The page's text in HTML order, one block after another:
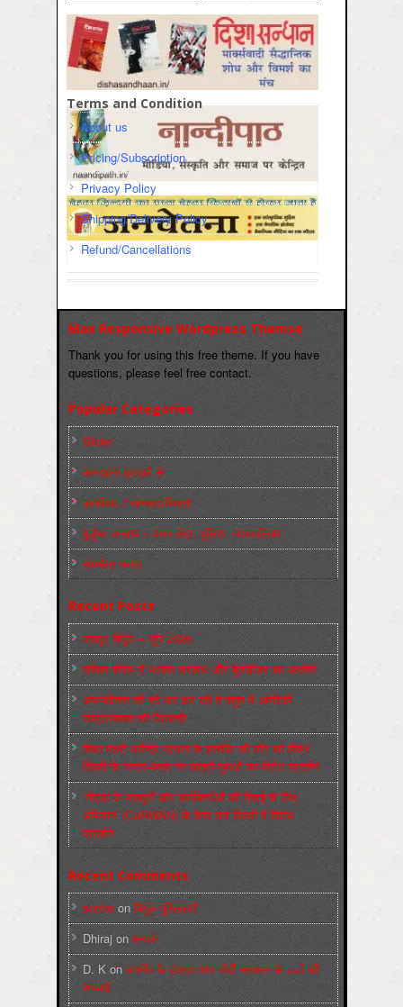
Terms and Condition
About us
Pricing/Subscription
Privacy Policy
Shipping/Delivery Policy
Refund/Cancellations
Max Responsive Wordpress Themse
Thank you for using this free theme. If you have
questions, please feel free contact.
Popular Categories
Slider
कारख़ाना इलाक़ों से
फ़ासीवाद / साम्‍प्रदायिकता
बुर्जुआ जनवाद – दमन तंत्र, पुलिस, न्‍यायपालिका
संघर्षरत जनता
Recent Posts
मज़दूर बिगुल – जून 2026
पश्चिम बंगाल में भाजपा सरकार और बुलडोज़र का आतंक!
अमानवीयता की हदें पार कर रही है क्यूबा में अमेरिकी
साम्राज्यवाद की घेराबन्दी
शिक्षा मंत्री धर्मेन्द्र प्रधान के इस्तीफ़े की माँग को लेकर
दिल्ली के जन्तर-मन्तर पर छात्रों-युवाओं का विरोध प्रदर्शन
‘नोएडा के मज़दूरों और कार्यकर्ताओं की रिहाई के लिए
अभियान’ (CaRWAN) के बैनर तले दिल्ली में विरोध
प्रदर्शन
Recent Comments
sneha on बिगुल पुस्तिकाएँ
Dhiraj on सम्पर्क
D. K on कश्मीर के हालात और मोदी सरकार के दावों की
सच्चाई